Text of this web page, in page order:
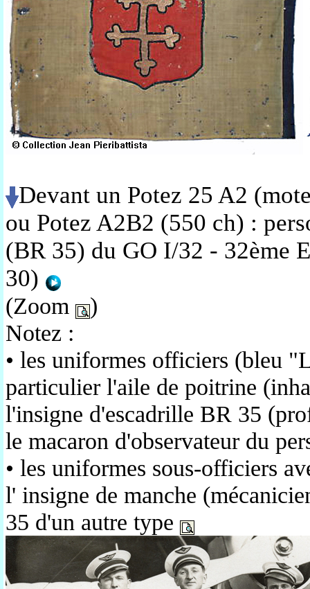
Devant un Potez 25 A2
ou Potez A2B2 (550 ch) :
(BR 35) du GO I/32 - 32ème
30)
(Zoom
)
Notez :
• les uniformes officiers (bleu
particulier l'aile de poitrine
l'insigne d'escadrille BR 35
le macaron d'observateur du
• les uniformes sous-officiers
l' insigne de manche
35 d'un autre type